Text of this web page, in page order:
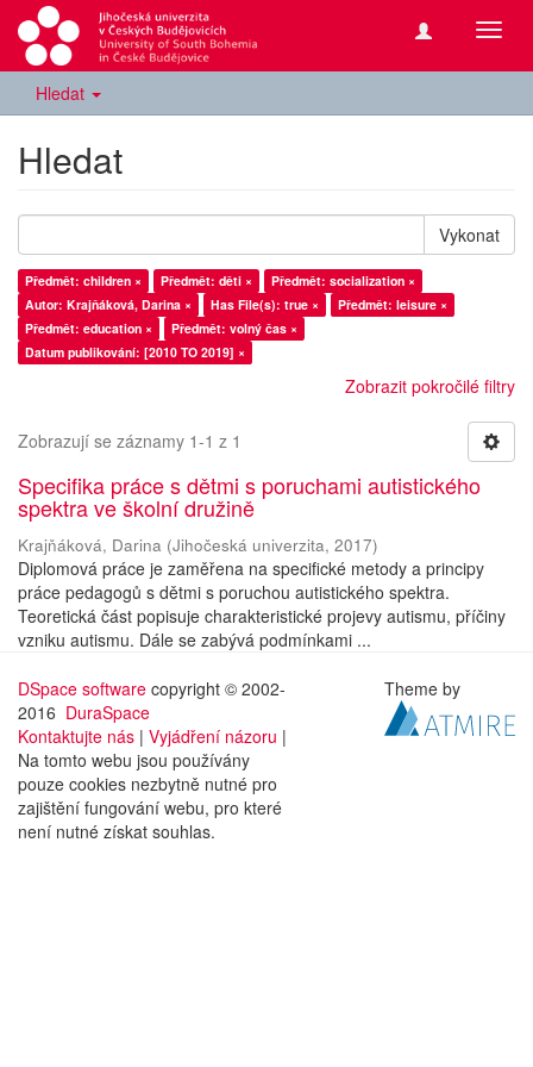
Hledat
Hledat
Vykonat
Předmět: children × Předmět: děti ×
Předmět: socialization ×
Autor: Krajňáková, Darina ×
Has File(s): true ×
Předmět: leisure ×
Předmět: education ×
Předmět: volný čas ×
Datum publikování: [2010 TO 2019] ×
Zobrazit pokročilé filtry
Zobrazují se záznamy 1-1 z 1
Specifika práce s dětmi s poruchami autistického
spektra ve školní družině
Krajňáková, Darina (Jihočeská univerzita, 2017)
Diplomová práce je zaměřena na specifické metody a principy
práce pedagogů s dětmi s poruchou autistického spektra.
Teoretická část popisuje charakteristické projevy autismu, příčiny
vzniku autismu. Dále se zabývá podmínkami ...
DSpace software copyright © 2002-
2016 DuraSpace
Kontaktujte nás | Vyjádření názoru |
Na tomto webu jsou používány
pouze cookies nezbytně nutné pro
zajištění fungování webu, pro které
není nutné získat souhlas.
Theme by